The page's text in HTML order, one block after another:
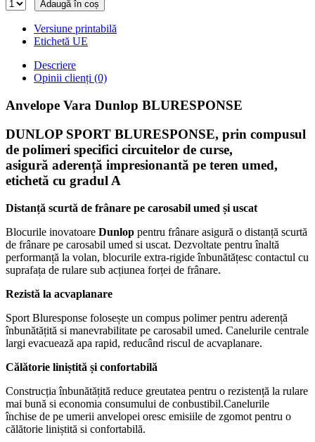
Adaugă în coș
Versiune printabilă
Etichetă UE
Descriere
Opinii clienți (0)
Anvelope Vara Dunlop BLURESPONSE
DUNLOP SPORT BLURESPONSE, prin compusul
de polimeri specifici circuitelor de curse,
asigură aderență impresionantă pe teren umed,
etichetă cu gradul A
Distanță scurtă de frânare pe carosabil umed și uscat
Blocurile inovatoare Dunlop pentru frânare asigură o distanță scurtă
de frânare pe carosabil umed si uscat. Dezvoltate pentru înaltă
performanță la volan, blocurile extra-rigide înbunătățesc contactul cu
suprafața de rulare sub acțiunea forței de frânare.
Rezistă la acvaplanare
Sport Bluresponse folosește un compus polimer pentru aderență
înbunătățită si manevrabilitate pe carosabil umed. Canelurile centrale
largi evacuează apa rapid, reducând riscul de acvaplanare.
Călătorie liniștită și confortabilă
Construcția înbunătățită reduce greutatea pentru o rezistență la rulare
mai bună si economia consumului de conbustibil.Canelurile
închise de pe umerii anvelopei oresc emisiile de zgomot pentru o
călătorie liniștită si confortabilă.